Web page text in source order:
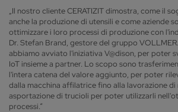
„Il nostro cliente CERATIZIT dimostra, come il
anche la produzione di utensili e come aziende
ottimizzare i loro processi di produzione con
Dr. Stefan Brand, gestore del gruppo
abbiamo avviato l'iniziativa V@dison, per poter
IoT insieme a partner. Lo scopo sono
l'intera catena del valore aggiunto, per poter
dalla macchina affilatrice fino alla lavorazione di
asportazione di trucioli per poter utilizzarli
processi.“